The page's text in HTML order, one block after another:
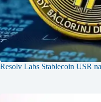
Resolv Labs Stablecoin USR